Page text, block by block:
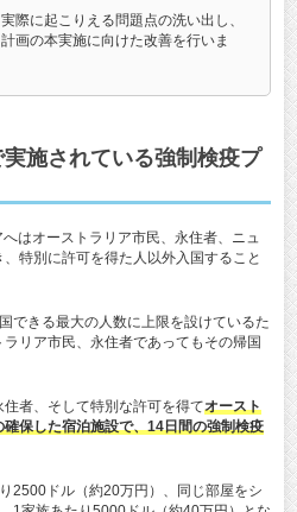
際に起こりえる問題点の洗い出し、
画の本実施に向けた改善を行いま
施されている強制検疫プ
はオーストラリア市民、永住者、ニュ
特別に許可を得た人以外入国すること
できる最大の人数に上限を設けているた
リア市民、永住者であってもその帰国
者、そして特別な許可を得てオースト
保した宿泊施設で、14日間の強制検疫
2500ドル（約20万円）、同じ部屋をシ